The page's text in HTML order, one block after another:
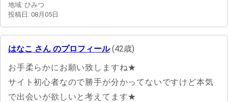
地域: ひみつ
投稿日: 08月05日
はなこ さん のプロフィール(42歳)
お手柔らかにお願い致しますね★
サイト初心者なので勝手が分かってないですけど本気
で出会いが欲しいと考えてます★